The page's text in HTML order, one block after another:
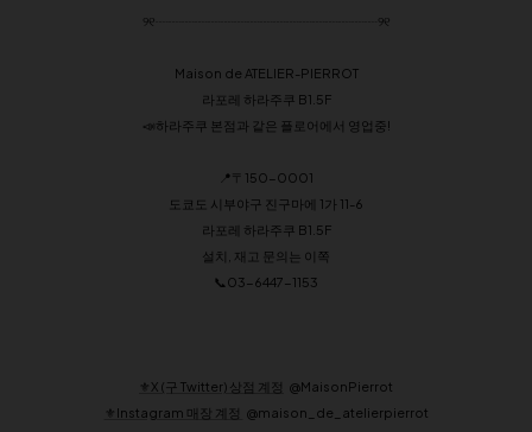
୨୧┈┈┈┈┈┈┈┈┈┈┈┈┈┈┈┈┈୨୧
Maison de ATELIER-PIERROT
라포레 하라주쿠 B1.5F
📣하라주쿠 본점과 같은 플로어에서 영업중!
📍〒150-0001
도쿄도 시부야구 진구마에 1가 11-6
라포레 하라주쿠 B1.5F
설치, 재고 문의는 이쪽
📞03-6447-1153
⚜️X (구 Twitter) 상점 계정 @MaisonPierrot
⚜️Instagram 매장 계정 @maison_de_atelierpierrot